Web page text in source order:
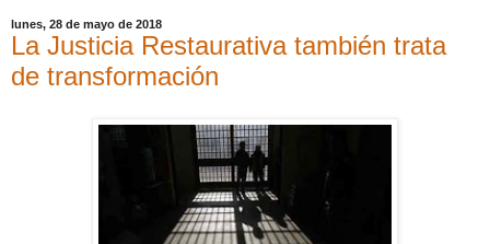
lunes, 28 de mayo de 2018
La Justicia Restaurativa también trata
de transformación